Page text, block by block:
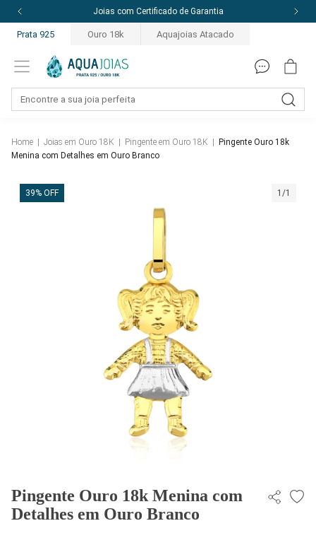
Joias com Certificado de Garantia
Prata 925 Ouro 18k Aquajoias Atacado
Home Joias em Ouro 18K Pingente em Ouro 18K
Pingente Ouro 18k
Menina com Detalhes em Ouro Branco
39% OFF 1/1
Pingente Ouro 18k Menina com
Detalhes em Ouro Branco